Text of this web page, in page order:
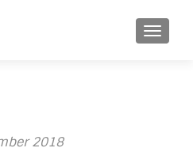
2018